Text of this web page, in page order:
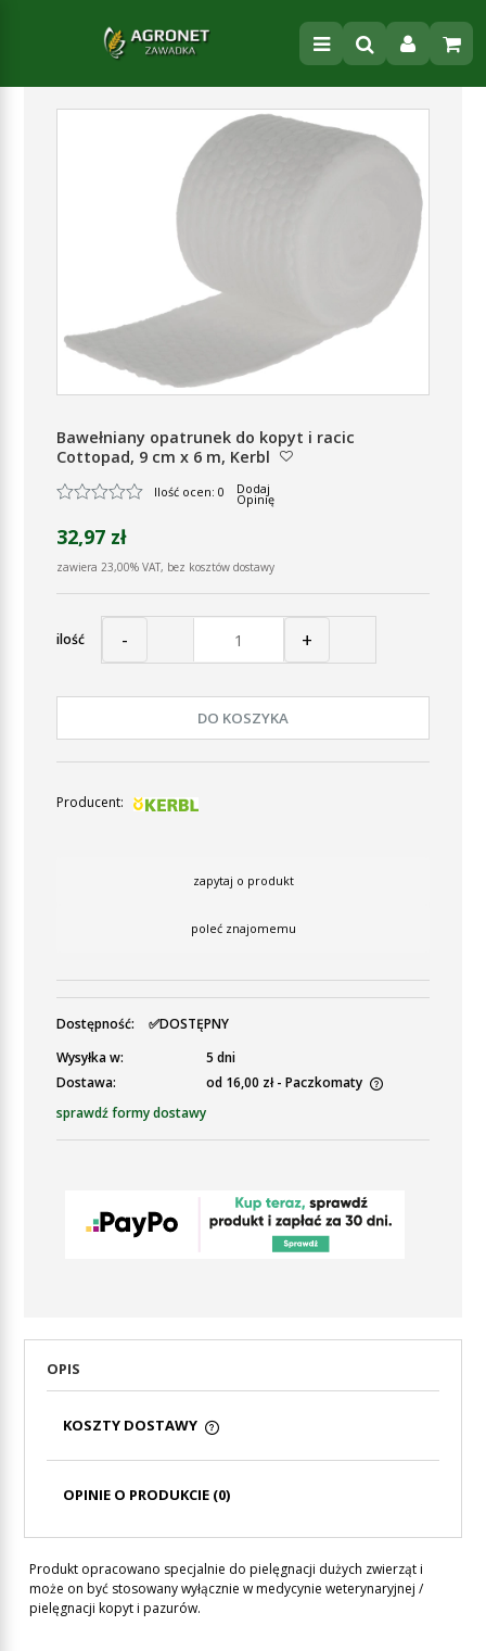
Bawełniany opatrunek do kopyt i racic
Cottopad, 9 cm x 6 m, Kerbl
Ilość ocen: 0 Dodaj
Opinię
32,97 zł
zawiera 23,00% VAT, bez kosztów dostawy
ilość - +
DO KOSZYKA
Producent:
zapytaj o produkt
poleć znajomemu
Dostępność:
✅DOSTĘPNY
Wysyłka w:
5 dni
Dostawa:
od 16,00 zł - Paczkomaty
Cena nie zawiera ewentualnych kosztów płatności
sprawdź formy dostawy
OPIS
KOSZTY DOSTAWY
OPINIE O PRODUKCIE (0)
Produkt opracowano specjalnie do pielęgnacji dużych zwierząt i
może on być stosowany wyłącznie w medycynie weterynaryjnej /
pielęgnacji kopyt i pazurów.